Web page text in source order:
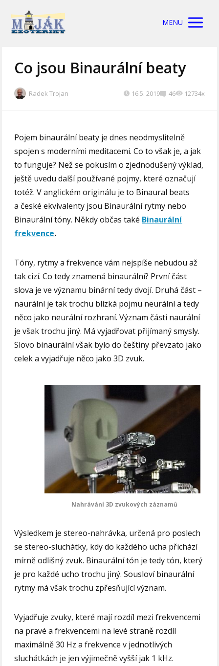
MENU
Co jsou Binaurální beaty
Radek Trojan 16.5. 2019 46 12734x
Pojem binaurální beaty je dnes neodmyslitelně
spojen s moderními meditacemi. Co to však je, a jak
to funguje? Než se pokusím o zjednodušený výklad,
ještě uvedu další používané pojmy, které označují
totéž. V anglickém originálu je to Binaural beats
a české ekvivalenty jsou Binaurální rytmy nebo
Binaurální tóny. Někdy občas také Binaurální
frekvence.
Tóny, rytmy a frekvence vám nejspíše nebudou až
tak cizí. Co tedy znamená binaurální? První část
slova je ve významu binární tedy dvojí. Druhá část –
naurální je tak trochu blízká pojmu neurální a tedy
něco jako neurální rozhraní. Význam části naurální
je však trochu jiný. Má vyjadřovat přijímaný smysly.
Slovo binaurální však bylo do češtiny převzato jako
celek a vyjadřuje něco jako 3D zvuk.
Nahrávání 3D zvukových záznamů
Výsledkem je stereo-nahrávka, určená pro poslech
se stereo-sluchátky, kdy do každého ucha přichází
mírně odlišný zvuk. Binaurální tón je tedy tón, který
je pro každé ucho trochu jiný. Sousloví binaurální
rytmy má však trochu zpřesňující význam.
Vyjadřuje zvuky, které mají rozdíl mezi frekvencemi
na pravé a frekvencemi na levé straně rozdíl
maximálně 30 Hz a frekvence v jednotlivých
sluchátkách je jen výjimečně vyšší jak 1 kHz.